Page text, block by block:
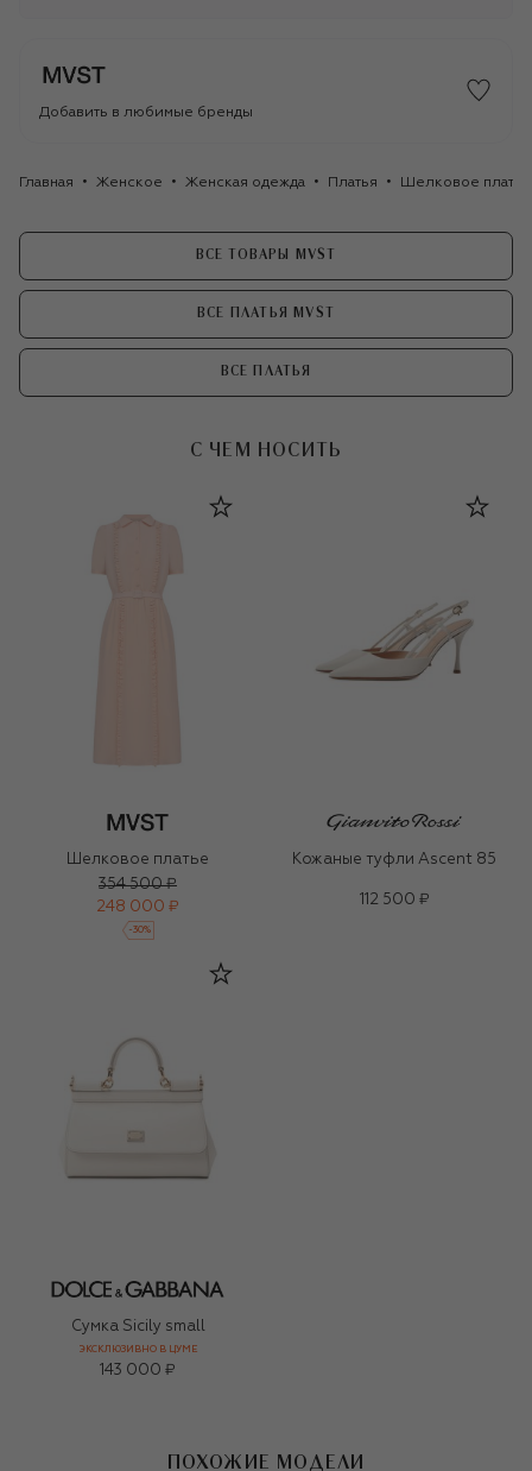
Добавить в любимые бренды
Главная Женское Женская одежда Платья Шелковое платье
ВСЕ ТОВАРЫ MVST
ВСЕ ПЛАТЬЯ MVST
ВСЕ ПЛАТЬЯ
С ЧЕМ НОСИТЬ
Шелковое платье
354 500 ₽
248 000 ₽
-30%
Кожаные туфли Ascent 85
112 500 ₽
Сумка Sicily small
ЭКСКЛЮЗИВНО В ЦУМЕ
143 000 ₽
ПОХОЖИЕ МОДЕЛИ